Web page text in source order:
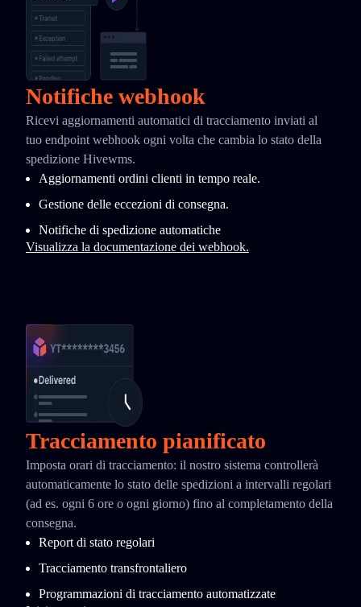
Notifiche webhook
Ricevi aggiornamenti automatici di tracciamento inviati al
tuo endpoint webhook ogni volta che cambia lo stato della
spedizione Hivewms.
Aggiornamenti ordini clienti in tempo reale.
Gestione delle eccezioni di consegna.
Notifiche di spedizione automatiche
Visualizza la documentazione dei webhook.
Tracciamento pianificato
Imposta orari di tracciamento: il nostro sistema controllerà
automaticamente lo stato delle spedizioni a intervalli regolari
(ad es. ogni 6 ore o ogni giorno) fino al completamento della
consegna.
Report di stato regolari
Tracciamento transfrontaliero
Programmazioni di tracciamento automatizzate